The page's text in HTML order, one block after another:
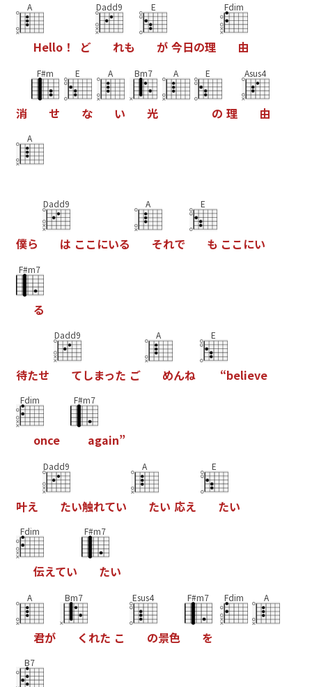
A
Hello！ ど
Dadd9
れも
E
が 今日の理
Fdim
由
消
F#m
せ
E
な
A
い
Bm7
光
A E
の 理
Asus4
由
A
僕ら
Dadd9
は こ こ にいる
A
それで
E
も こ こ にい
F#m7
る
待たせ
Dadd9
てしまった ご
A
めんね
E
“believe
Fdim
once
F#m7
again”
叶え
Dadd9
たい触れてい
A
たい 応え
E
たい
Fdim
伝えてい
F#m7
たい
A
君が
Bm7
く れた こ
Esus4
の景色
F#m7
を
Fdim A
B7